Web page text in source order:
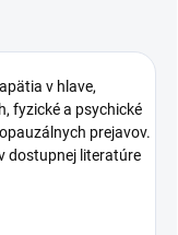
v hlave,
fyzické a psychické
prejavov.
dostupnej literatúre